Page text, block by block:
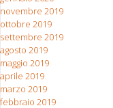
novembre 2019
ottobre 2019
settembre 2019
agosto 2019
maggio 2019
aprile 2019
marzo 2019
febbraio 2019